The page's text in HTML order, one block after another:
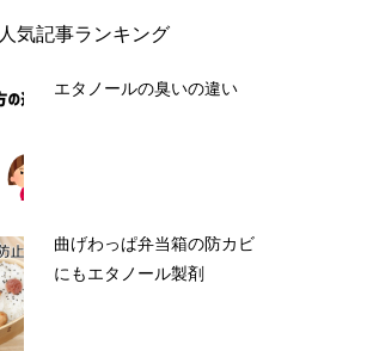
人気記事ランキング
エタノールの臭いの違い
曲げわっぱ弁当箱の防カビ
にもエタノール製剤